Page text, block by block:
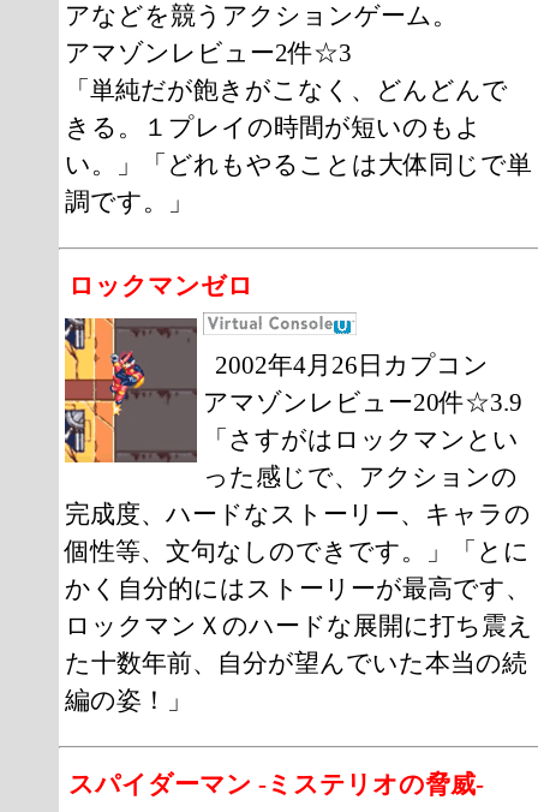
アなどを競うアクションゲーム。
アマゾンレビュー2件☆3
「単純だが飽きがこなく、どんどんで
きる。１プレイの時間が短いのもよ
い。」「どれもやることは大体同じで単
調です。」
ロックマンゼロ
2002年4月26日カプコン
アマゾンレビュー20件☆3.9
「さすがはロックマンとい
った感じで、アクションの
完成度、ハードなストーリー、キャラの
個性等、文句なしのできです。」「とに
かく自分的にはストーリーが最高です、
ロックマンＸのハードな展開に打ち震え
た十数年前、自分が望んでいた本当の続
編の姿！」
スパイダーマン -ミステリオの脅威-